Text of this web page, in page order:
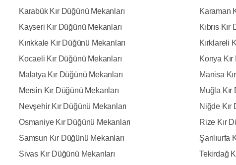
Karabük Kır Düğünü Mekanları
Karaman
Kayseri Kır Düğünü Mekanları
Kıbrıs
Kırıkkale Kır Düğünü Mekanları
Kırklareli
Kocaeli Kır Düğünü Mekanları
Konya
Malatya Kır Düğünü Mekanları
Manisa
Mersin Kır Düğünü Mekanları
Muğla Kır
Nevşehir Kır Düğünü Mekanları
Niğde Kır
Osmaniye Kır Düğünü Mekanları
Rize Kır
Samsun Kır Düğünü Mekanları
Şanlıurfa
Sivas Kır Düğünü Mekanları
Tekirdağ